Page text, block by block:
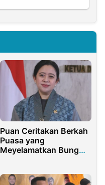
Puan Ceritakan Berkah
Puasa yang
Meyelamatkan Bung